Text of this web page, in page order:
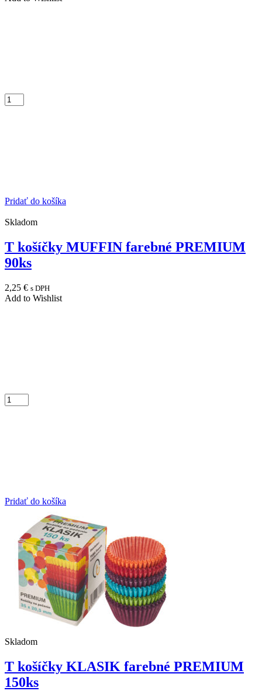
Pridať do košíka
Skladom
T košíčky MUFFIN farebné PREMIUM
90ks
2,25 € s DPH
Add to Wishlist
Pridať do košíka
Skladom
T košíčky KLASIK farebné PREMIUM
150ks